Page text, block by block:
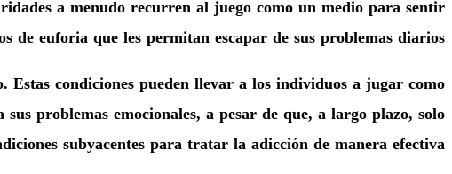
a menudo recurren al juego como un medio para sentir
de euforia que les permitan escapar de sus problemas diarios.
condiciones pueden llevar a los individuos a jugar como
problemas emocionales, a pesar de que, a largo plazo, solo
subyacentes para tratar la adicción de manera efectiva.